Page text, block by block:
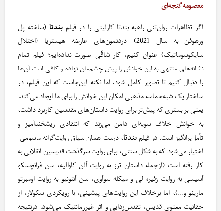
معصومه گنجه‌ای
اگر تظاهرات روان‌تنی راهبه بندتا کارلینی را در فیلمبندتا(ساخته پل
ورهوفن به سال 2021) دردنمون‌های عارضه هیستریا (اختلال
سایکوسوماتیک) عنوان کنیم، کار شاقّی صورت نداده‌ایم؛ فیلم تمام
نشانه‌های منتهی به این خوانش را پیش چشم‌مان نهاده و کافی است آن‌ها
را دنبال کنیم تا تصویر کامل شود. اما نکته این‌جاست که این فیلم، در
ساختار یک شبه‌حماسه مذهبی امکان این خوانش را برای ما ایجاد می‌کند.
یعنی بر بستری که پیش‌تر برای روایت داستان‌های مقدسین کاربرد داشت،
به خوانش خلاف سویه‌ای دامن می‌زند که انتقادی ریشخندآمیز و
تأمل‌برانگیز است. در فیلمبندتا، درست همان سیاق روایت‌گرانه مرسومی
اختیار می‌شود که به شکل سنتی، برای روایت سرگذشت قدیسین انقلابی به
کار رفته است (ازجمله داستان ترز به روایت آلن کاوالیه، سن فرانچسکو
آسیسی به روایت زفیره لی و میکله سوآوی، سن آنتونیو به روایت اومبرتو
مارینو و…)، اما برخلاف این روایت‌های پیشینی، با رویکردی سکولار، از
حقانیت معنوی قدیس، تقدس‌زدایی و اثر غیررمانتیک می‌شود. درنتیجه